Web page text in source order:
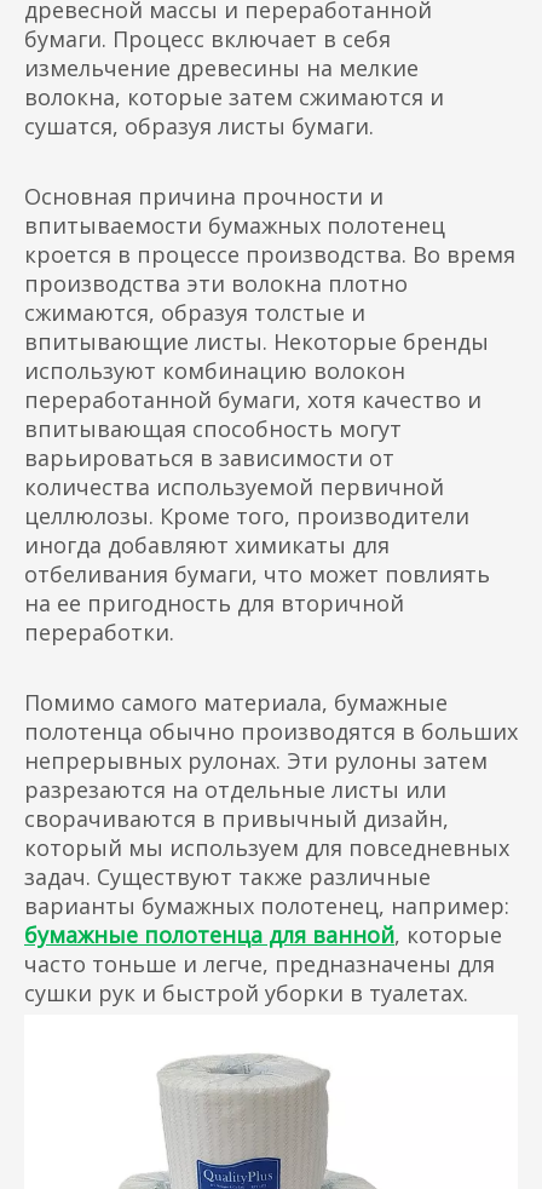
древесной массы и переработанной
бумаги. Процесс включает в себя
измельчение древесины на мелкие
волокна, которые затем сжимаются и
сушатся, образуя листы бумаги.
Основная причина прочности и
впитываемости бумажных полотенец
кроется в процессе производства. Во время
производства эти волокна плотно
сжимаются, образуя толстые и
впитывающие листы. Некоторые бренды
используют комбинацию волокон
переработанной бумаги, хотя качество и
впитывающая способность могут
варьироваться в зависимости от
количества используемой первичной
целлюлозы. Кроме того, производители
иногда добавляют химикаты для
отбеливания бумаги, что может повлиять
на ее пригодность для вторичной
переработки.
Помимо самого материала, бумажные
полотенца обычно производятся в больших
непрерывных рулонах. Эти рулоны затем
разрезаются на отдельные листы или
сворачиваются в привычный дизайн,
который мы используем для повседневных
задач. Существуют также различные
варианты бумажных полотенец, например:
бумажные полотенца для ванной, которые
часто тоньше и легче, предназначены для
сушки рук и быстрой уборки в туалетах.